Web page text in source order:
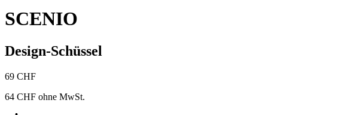
SCENIO
Design-Schüssel
69 CHF
64 CHF ohne MwSt.